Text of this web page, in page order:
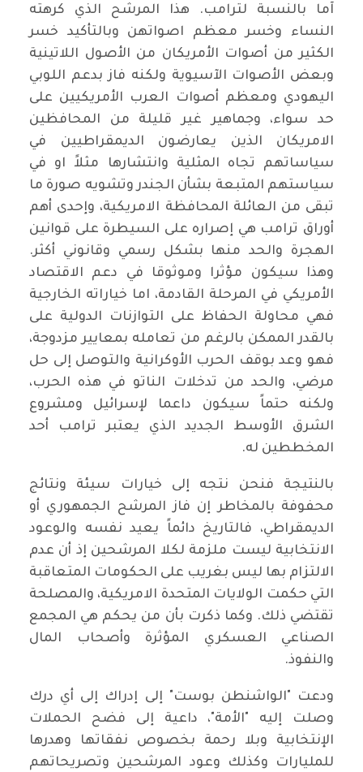
آما بالنسبة لترامب. هذا المرشح الذي كرهته
النساء وخسر معظم اصواتهن وبالتأكيد خسر
الكثير من أصوات الأمريكان من الأصول اللاتينية
وبعض الأصوات الآسيوية ولكنه فاز بدعم اللوبي
اليهودي ومعظم أصوات العرب الأمريكيين على
حد سواء، وجماهير غير قليلة من المحافظين
الامريكان الذين يعارضون الديمقراطيين في
سياساتهم تجاه المثلية وانتشارها مثلاً او في
سياستهم المتبعة بشأن الجندر وتشويه صورة ما
تبقى من العائلة المحافظة الامريكية، وإحدى أهم
أوراق ترامب هي إصراره على السيطرة على قوانين
الهجرة والحد منها بشكل رسمي وقانوني أكثر.
وهذا سيكون مؤثرا وموثوقا في دعم الاقتصاد
الأمريكي في المرحلة القادمة، اما خياراته الخارجية
فهي محاولة الحفاظ على التوازنات الدولية على
بالقدر الممكن بالرغم من تعامله بمعايير مزدوجة،
فهو وعد بوقف الحرب الأوكرانية والتوصل إلى حل
مرضي، والحد من تدخلات الناتو في هذه الحرب،
ولكنه حتماً سيكون داعما لإسرائيل ومشروع
الشرق الأوسط الجديد الذي يعتبر ترامب أحد
المخططين له.
بالنتيجة فنحن نتجه إلى خيارات سيئة ونتائج
محفوفة بالمخاطر إن فاز المرشح الجمهوري أو
الديمقراطي، فالتاريخ دائماً يعيد نفسه والوعود
الانتخابية ليست ملزمة لكلا المرشحين إذ أن عدم
الالتزام بها ليس بغريب على الحكومات المتعاقبة
التي حكمت الولايات المتحدة الامريكية، والمصلحة
تقتضي ذلك. وكما ذكرت بأن من يحكم هي المجمع
الصناعي العسكري المؤثرة وأصحاب المال
والنفوذ.
ودعت "الواشنطن بوست" إلى إدراك إلى أي درك
وصلت إليه "الأمة"، داعية إلى فضح الحملات
الإنتخابية وبلا رحمة بخصوص نفقاتها وهدرها
للمليارات وكذلك وعود المرشحين وتصريحاتهم